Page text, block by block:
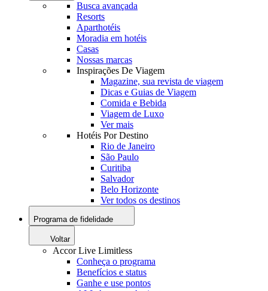
Busca avançada
Resorts
Aparthotéis
Moradia em hotéis
Casas
Nossas marcas
Inspirações De Viagem
Magazine, sua revista de viagem
Dicas e Guias de Viagem
Comida e Bebida
Viagem de Luxo
Ver mais
Hotéis Por Destino
Rio de Janeiro
São Paulo
Curitiba
Salvador
Belo Horizonte
Ver todos os destinos
Programa de fidelidade
Voltar
Accor Live Limitless
Conheça o programa
Benefícios e status
Ganhe e use pontos